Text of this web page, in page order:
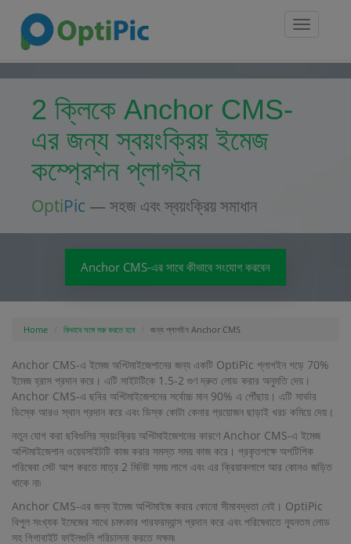
Toggle
2 ক্লিকে Anchor CMS-
এর জন্য স্বয়ংক্রিয় ইমেজ
কম্প্রেশন প্লাগইন
OptiPic — সহজ এবং স্বয়ংক্রিয় সমাধান
Anchor CMS-এর সাথে কীভাবে সংযোগ করবেন
Home কিভাবে সঙ্গে শুরু করতে হবে জন্য প্লাগইন Anchor CMS
Anchor CMS-এ ইমেজ অপ্টিমাইজেশানের জন্য একটি OptiPic প্লাগইন গড়ে 70%
ইমেজ হ্রাস প্রদান করে। এটি সাইটটিকে 1.5-2 গুণ দ্রুত লোড করার অনুমতি দেয়।
Anchor CMS-এ ছবির অপ্টিমাইজেশনের সর্বোচ্চ মান 90% এ পৌঁছায়। এটি সার্ভার
ডিস্কে আরও স্থান প্রদান করে এবং ডিস্ক কোটা কেনার প্রয়োজন ছাড়াই খরচ কমিয়ে দেয়।
নতুন যোগ করা ছবিগুলির স্বয়ংক্রিয় অপ্টিমাইজেশনের কারণে Anchor CMS-এ ইমেজ
অপ্টিমাইজেশান ওয়েবসাইটটি কাজ করার সমস্ত সময় কাজ করে। প্রকৃতপক্ষে অপটিপিক
পরিষেবা সেট আপ করতে মাত্র 2 মিনিট সময় লাগে এবং এর ক্রিয়াকলাপে আর কোনও জড়িত
থাকে না৷
Anchor CMS-এর জন্য ইমেজ অপ্টিমাইজ করার কোনো সীমাবদ্ধতা নেই। OptiPic
বিপুল সংখ্যক ইমেজের সাথে চমৎকার পারফরম্যান্স প্রদান করে এবং পরিষেবাতে ন্যূনতম লোড
সহ গিগাবাইট ফাইলগুলি পরিচালনা করতে সক্ষম৷